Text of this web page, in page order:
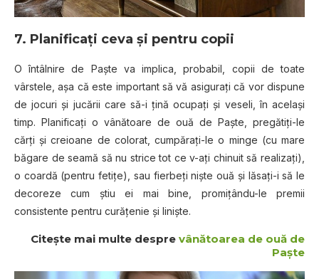
7. Planificaţi ceva şi pentru copii
O întâlnire de Paşte va implica, probabil, copii de toate
vârstele, aşa că este important să vă asiguraţi că vor dispune
de jocuri şi jucării care să-i ţină ocupaţi şi veseli, în acelaşi
timp. Planificaţi o vânătoare de ouă de Paşte, pregătiţi-le
cărţi şi creioane de colorat, cumpăraţi-le o minge (cu mare
băgare de seamă să nu strice tot ce v-aţi chinuit să realizaţi),
o coardă (pentru fetiţe), sau fierbeţi nişte ouă şi lăsaţi-i să le
decoreze cum ştiu ei mai bine, promiţându-le premii
consistente pentru curăţenie şi linişte.
Citeşte mai multe despre vânătoarea de ouă de
Paşte